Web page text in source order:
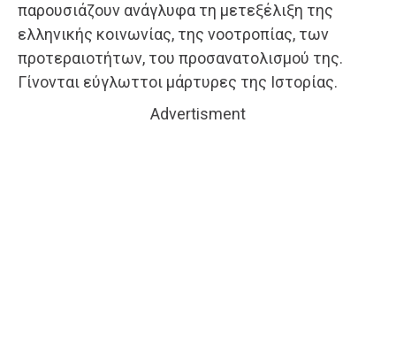
παρουσιάζουν ανάγλυφα τη μετεξέλιξη της
ελληνικής κοινωνίας, της νοοτροπίας, των
προτεραιοτήτων, του προσανατολισμού της.
Γίνονται εύγλωττοι μάρτυρες της Ιστορίας.
Advertisment